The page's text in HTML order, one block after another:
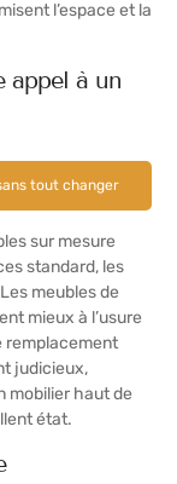
l’espace et la
appel à un
tout changer
sur mesure
standard, les
meubles de
mieux à l’usure
remplacement
judicieux,
mobilier haut de
état.